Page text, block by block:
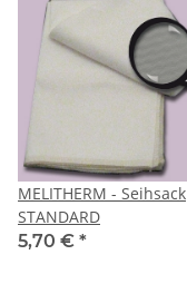
MELITHERM - Seihsack
STANDARD
5,70 € *